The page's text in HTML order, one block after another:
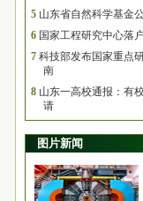
5 山东省自然科学基金
6 国家工程研究中心落
7 科技部发布国家重点
南
8 山东一高校通报：有
请
图片新闻